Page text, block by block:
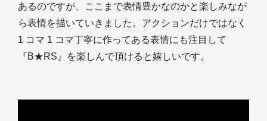
あるのですが、ここまで表情豊かなのかと楽しみなが
ら表情を描いていきました。アクションだけではなく
1 コマ 1 コマ丁寧に作ってある表情にも注目して
『B★RS』を楽しんで頂けると嬉しいです。